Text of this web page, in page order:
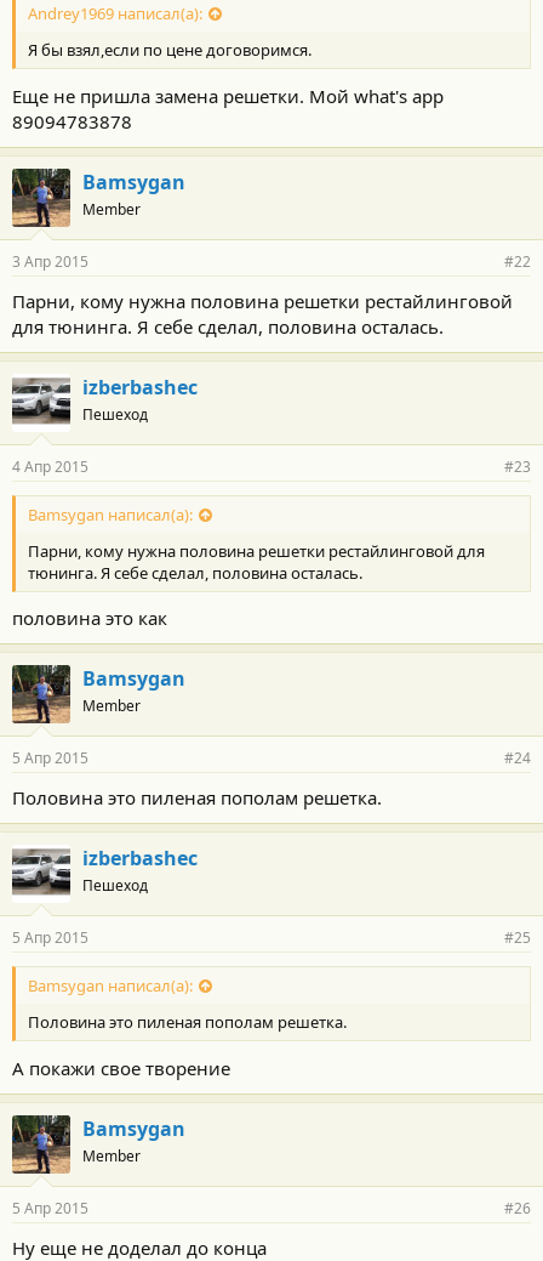
Andrey1969 написал(а):
Я бы взял,если по цене договоримся.
Еще не пришла замена решетки. Мой what's app
89094783878
Bamsygan
Member
3 Апр 2015 #22
Парни, кому нужна половина решетки рестайлинговой
для тюнинга. Я себе сделал, половина осталась.
izberbashec
Пешеход
4 Апр 2015 #23
Bamsygan написал(а):
Парни, кому нужна половина решетки рестайлинговой для
тюнинга. Я себе сделал, половина осталась.
половина это как
Bamsygan
Member
5 Апр 2015 #24
Половина это пиленая пополам решетка.
izberbashec
Пешеход
5 Апр 2015 #25
Bamsygan написал(а):
Половина это пиленая пополам решетка.
А покажи свое творение
Bamsygan
Member
5 Апр 2015 #26
Ну еще не доделал до конца